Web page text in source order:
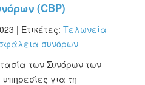
(CBP)
| Ετικέτες: Τελωνεία
συνόρων
των Συνόρων των
για τη